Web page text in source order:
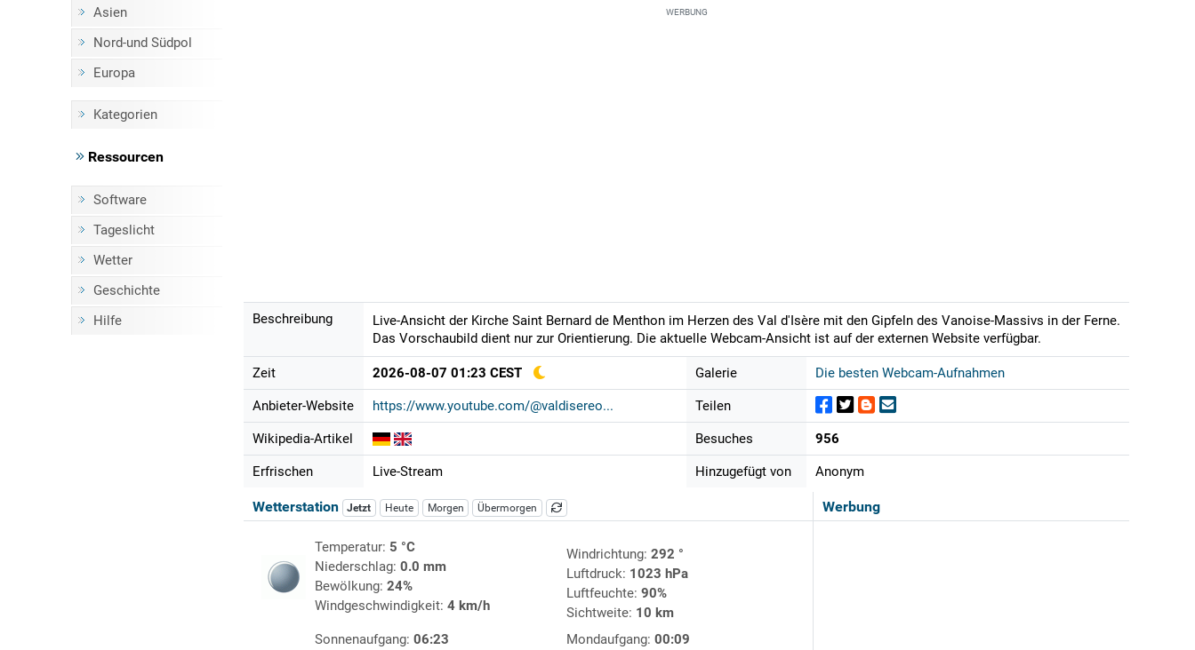
Asien
Nord-und Südpol
Europa
Kategorien
Ressourcen
Software
Tageslicht
Wetter
Geschichte
Hilfe
WERBUNG
Beschreibung
Live-Ansicht der Kirche Saint Bernard de Menthon im Herzen des Val d'Isère mit den Gipfeln des Vanoise-Massivs in der Ferne.
Das Vorschaubild dient nur zur Orientierung. Die aktuelle Webcam-Ansicht ist auf der externen Website verfügbar.
Zeit 2026-08-07 01:23 CEST
Anbieter-Website https://www.youtube.com/@valdisereo...
Wikipedia-Artikel
Erfrischen Live-Stream
Galerie Die besten Webcam-Aufnahmen
Teilen
Besuches 956
Hinzugefügt von Anonym
Werbung
Wetterstation Jetzt Heute Morgen Übermorgen
Temperatur: 5 °C
Niederschlag: 0.0 mm
Bewölkung: 24%
Windgeschwindigkeit: 4 km/h
Windrichtung: 292 °
Luftdruck: 1023 hPa
Luftfeuchte: 90%
Sichtweite: 10 km
Sonnenaufgang: 06:23
Mondaufgang: 00:09